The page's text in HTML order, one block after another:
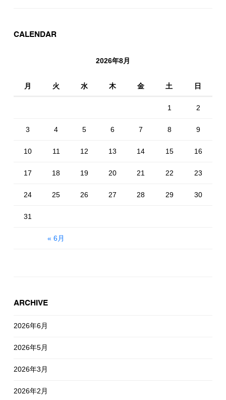
CALENDAR
2026年8月
月 火 水 木 金 土 日
« 6月
1 2
3 4 5 6 7 8 9
10 11 12 13 14 15 16
17 18 19 20 21 22 23
24 25 26 27 28 29 30
31
ARCHIVE
2026年6月
2026年5月
2026年3月
2026年2月